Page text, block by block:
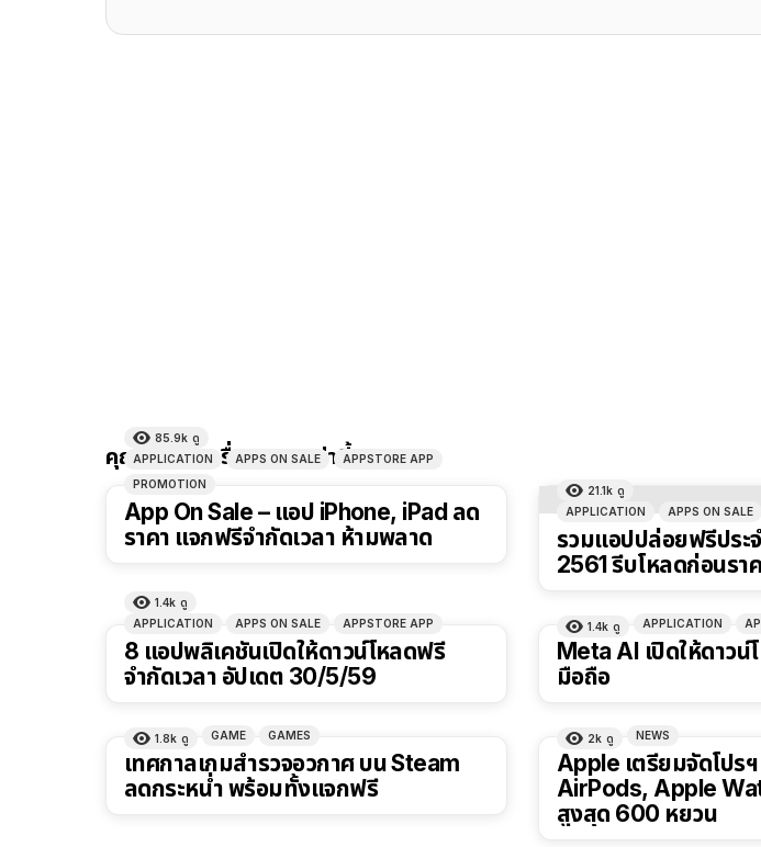
คุณอาจชอบเรื่องราวเหล่านี้
85.9k ดู
APPLICATION
APPS ON SALE
APPSTORE APP
PROMOTION
App On Sale – แอป iPhone, iPad ลด
ราคา แจกฟรีจำกัดเวลา ห้ามพลาด
21.1k ดู
APPLICATION
APPS ON SALE
รวมแอปปล่อยฟรีประ
2561 รีบโหลดก่อนรา
1.4k ดู
APPLICATION
APPS ON SALE APPSTORE APP
8 แอปพลิเคชันเปิดให้ดาวน์โหลดฟรี
จำกัดเวลา อัปเดต 30/5/59
1.4k ดู APPLICATION
Meta AI เปิดให้ดาว
มือถือ
1.8k ดู GAME GAMES
เทศกาลเกมสำรวจอวกาศ บน Steam
ลดกระหน่ำ พร้อมทั้งแจกฟรี
2k ดู NEWS
Apple เตรียมจัดโปร
AirPods, Apple
สูงสุด 600 หยวน